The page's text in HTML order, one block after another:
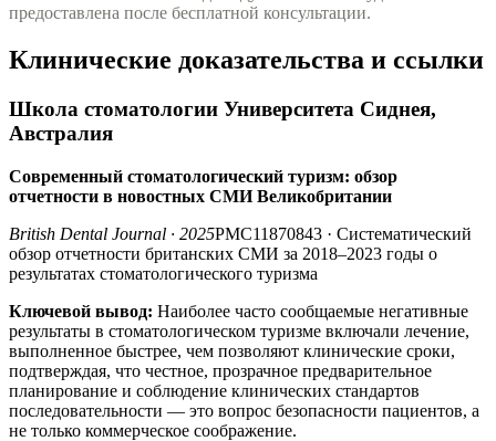
предоставлена ​​после бесплатной консультации.
Клинические доказательства и ссылки
Школа стоматологии Университета Сиднея,
Австралия
Современный стоматологический туризм: обзор
отчетности в новостных СМИ Великобритании
British Dental Journal · 2025PMC11870843 · Систематический
обзор отчетности британских СМИ за 2018–2023 годы о
результатах стоматологического туризма
Ключевой вывод: Наиболее часто сообщаемые негативные
результаты в стоматологическом туризме включали лечение,
выполненное быстрее, чем позволяют клинические сроки,
подтверждая, что честное, прозрачное предварительное
планирование и соблюдение клинических стандартов
последовательности — это вопрос безопасности пациентов, а
не только коммерческое соображение.